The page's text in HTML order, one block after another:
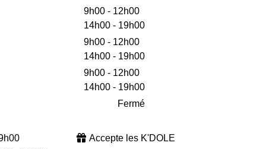
9h00 - 12h00
14h00 - 19h00
9h00 - 12h00
14h00 - 19h00
9h00 - 12h00
14h00 - 19h00
Fermé
Accepte les K'DOLE